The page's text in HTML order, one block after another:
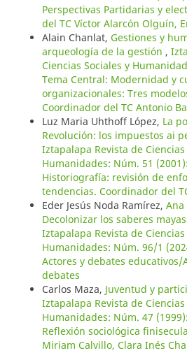
Perspectivas Partidarias y
del TC Víctor Alarcón Olguín,
Alain Chanlat, Gestiones y
arqueología de la gestión ,
Ciencias Sociales y
Tema Central: Modernidad y
organizacionales: Tres
Coordinador del TC Antonio
Luz Maria Uhthoff López, La
Revolución: los impuestos ai
Iztapalapa Revista de Ciencias
Humanidades: Núm. 51
Historiografía: revisión de
tendencias. Coordinador del
Eder Jesús Noda Ramírez, Ana
Decolonizar los saberes
Iztapalapa Revista de Ciencias
Humanidades: Núm. 96/1
Actores y debates
debates
Carlos Maza, Juventud y
Iztapalapa Revista de Ciencias
Humanidades: Núm. 47
Reflexión sociológica
Miriam Calvillo, Clara Inés